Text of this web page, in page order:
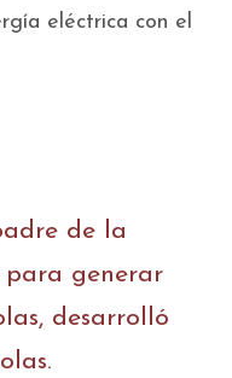
eléctrica con el
de la
generar
desarrolló